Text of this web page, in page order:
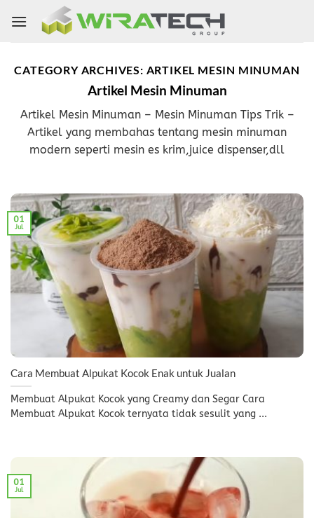
CATEGORY ARCHIVES: ARTIKEL MESIN MINUMAN
Artikel Mesin Minuman
Artikel Mesin Minuman – Mesin Minuman Tips Trik –
Artikel yang membahas tentang mesin minuman
modern seperti mesin es krim,juice dispenser,dll
Cara Membuat Alpukat Kocok Enak untuk Jualan
Membuat Alpukat Kocok yang Creamy dan Segar Cara
Membuat Alpukat Kocok ternyata tidak sesulit yang ...
01
Jul
01
Jul